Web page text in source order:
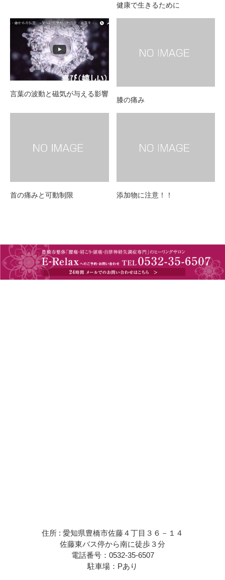
健康で生きるために
言葉の波動と磁気が与える影響
膝の痛み
首の痛みと可動制限 添加物に注意！！
住所 : 愛知県豊橋市佐藤４丁目３６－１４
佐藤東バス停から南に徒歩３分
電話番号：0532-35-6507
駐車場：Pあり